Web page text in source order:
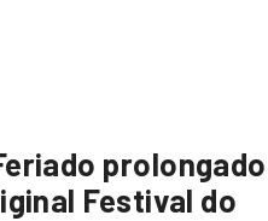
prolongado
Festival do